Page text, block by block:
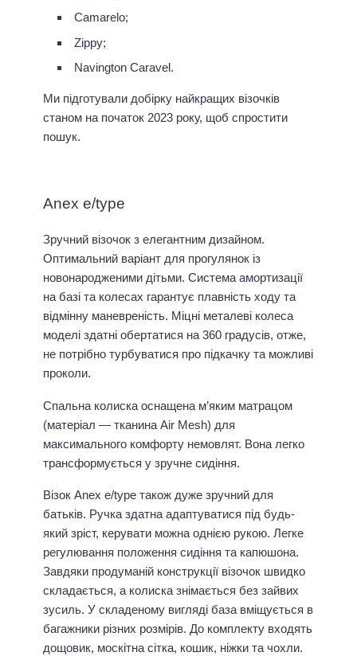
Camarelo;
Zippy;
Navington Caravel.
Ми підготували добірку найкращих візочків
станом на початок 2023 року, щоб спростити
пошук.
Anex e/type
Зручний візочок з елегантним дизайном.
Оптимальний варіант для прогулянок із
новонародженими дітьми. Система амортизації
на базі та колесах гарантує плавність ходу та
відмінну маневреність. Міцні металеві колеса
моделі здатні обертатися на 360 градусів, отже,
не потрібно турбуватися про підкачку та можливі
проколи.
Спальна колиска оснащена м’яким матрацом
(матеріал — тканина Air Mesh) для
максимального комфорту немовлят. Вона легко
трансформується у зручне сидіння.
Візок Anex e/type також дуже зручний для
батьків. Ручка здатна адаптуватися під будь-
який зріст, керувати можна однією рукою. Легке
регулювання положення сидіння та капюшона.
Завдяки продуманій конструкції візочок швидко
складається, а колиска знімається без зайвих
зусиль. У складеному вигляді база вміщується в
багажники різних розмірів. До комплекту входять
дощовик, москітна сітка, кошик, ніжки та чохли.